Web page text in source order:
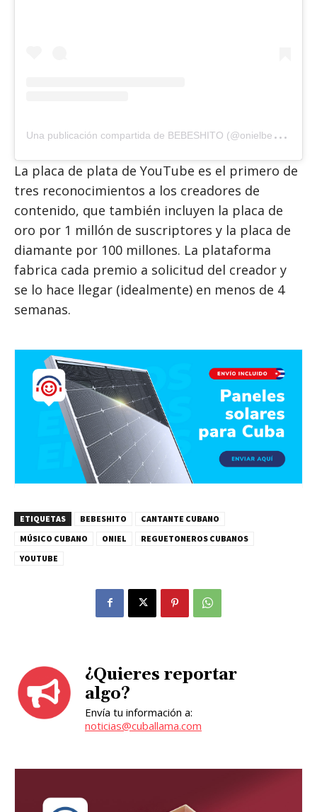
U
na publicación compartida de BEBESHITO (@onielbebeshito)
La placa de plata de YouTube es el primero de
tres reconocimientos a los creadores de
contenido, que también incluyen la placa de
oro por 1 millón de suscriptores y la placa de
diamante por 100 millones. La plataforma
fabrica cada premio a solicitud del creador y
se lo hace llegar (idealmente) en menos de 4
semanas.
ETIQUETAS BEBESHITO
CANTANTE CUBANO
MÚSICO CUBANO
ONIEL
REGUETONEROS CUBANOS
YOUTUBE
¿Quieres reportar
algo?
Envía tu información a:
noticias@cuballama.com